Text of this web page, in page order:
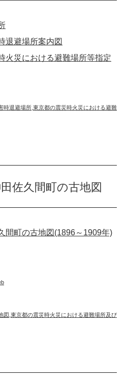
退避場所案内図
火災における避難場所等指定
時退避場所 東京都の震災時火災における避難
佐久間町の古地図
間町の古地図(1896～1909年)
図 東京都の震災時火災における避難場所及び